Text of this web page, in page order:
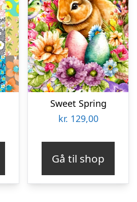
Sweet Spring
kr. 129,00
Gå til shop